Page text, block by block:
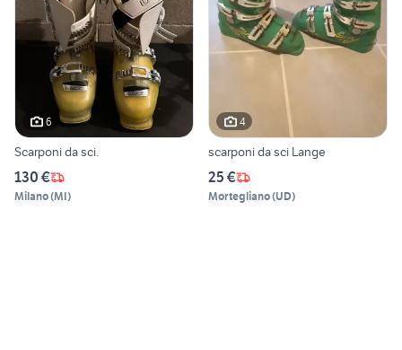
6
Scarponi da sci.
130 €
Milano(MI)
4
scarponi da sci Lange
25 €
Mortegliano(UD)